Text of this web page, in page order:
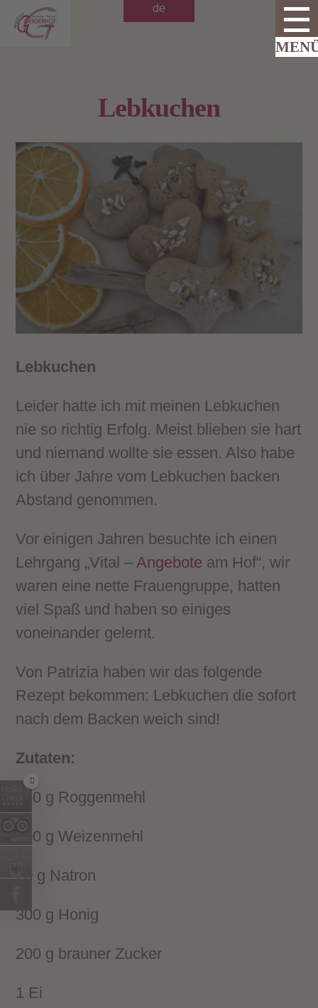
de
Lebkuchen
Lebkuchen
Leider hatte ich mit meinen Lebkuchen
nie so richtig Erfolg. Meist blieben sie hart
und niemand wollte sie essen. Also habe
ich über Jahre vom Lebkuchen backen
Abstand genommen.
Vor einigen Jahren besuchte ich einen
Lehrgang „Vital – Angebote am Hof“, wir
waren eine nette Frauengruppe, hatten
viel Spaß und haben so einiges
voneinander gelernt.
Von Patrizia haben wir das folgende
Rezept bekommen: Lebkuchen die sofort
nach dem Backen weich sind!
Zutaten:
250 g Roggenmehl
500 g Weizenmehl
20 g Natron
300 g Honig
200 g brauner Zucker
1 Ei